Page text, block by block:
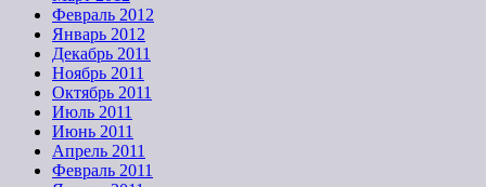
Февраль 2012
Январь 2012
Декабрь 2011
Ноябрь 2011
Октябрь 2011
Июль 2011
Июнь 2011
Апрель 2011
Февраль 2011